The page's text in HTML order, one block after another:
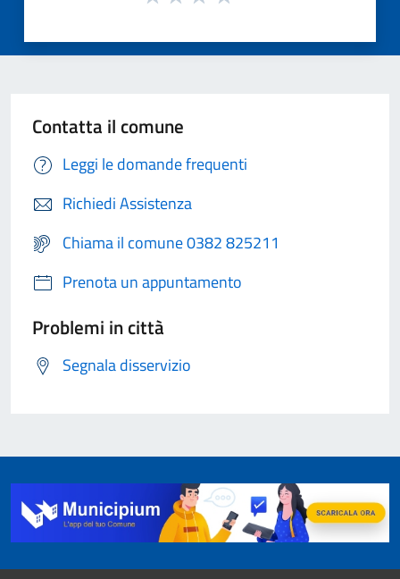
Contatta il comune
Leggi le domande frequenti
Richiedi Assistenza
Chiama il comune 0382 825211
Prenota un appuntamento
Problemi in città
Segnala disservizio